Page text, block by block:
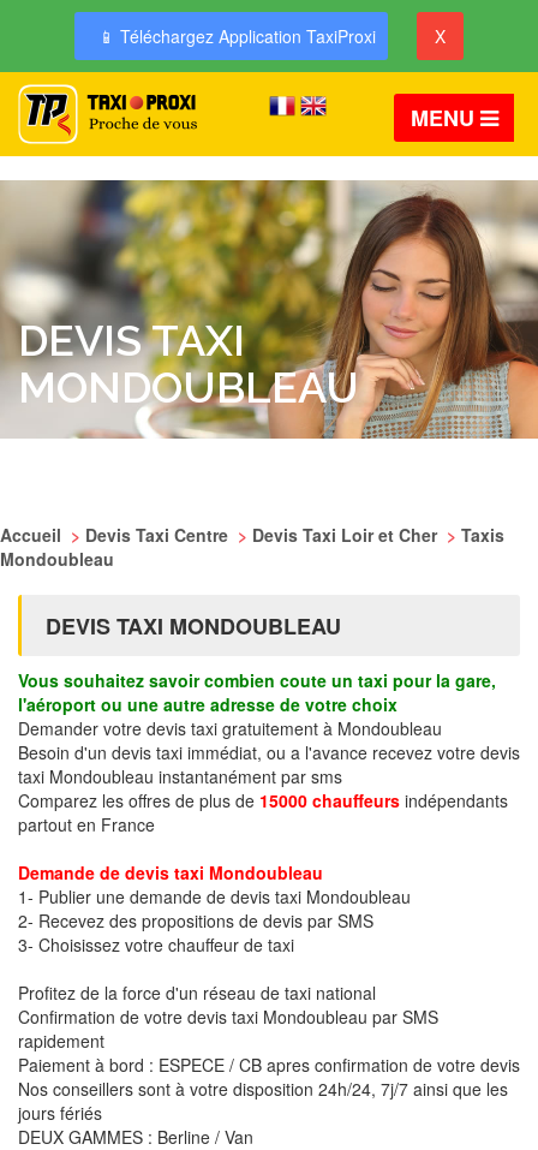
📱 Téléchargez Application TaxiProxi X
MENU
DEVIS TAXI
MONDOUBLEAU
Accueil > Devis Taxi Centre > Devis Taxi Loir et Cher > Taxis
Mondoubleau
DEVIS TAXI MONDOUBLEAU
Vous souhaitez savoir combien coute un taxi pour la gare,
l'aéroport ou une autre adresse de votre choix
Demander votre devis taxi gratuitement à Mondoubleau
Besoin d'un devis taxi immédiat, ou a l'avance recevez votre devis
taxi Mondoubleau instantanément par sms
Comparez les offres de plus de 15000 chauffeurs indépendants
partout en France
Demande de devis taxi Mondoubleau
1- Publier une demande de devis taxi Mondoubleau
2- Recevez des propositions de devis par SMS
3- Choisissez votre chauffeur de taxi
Profitez de la force d'un réseau de taxi national
Confirmation de votre devis taxi Mondoubleau par SMS
rapidement
Paiement à bord : ESPECE / CB apres confirmation de votre devis
Nos conseillers sont à votre disposition 24h/24, 7j/7 ainsi que les
jours fériés
DEUX GAMMES : Berline / Van